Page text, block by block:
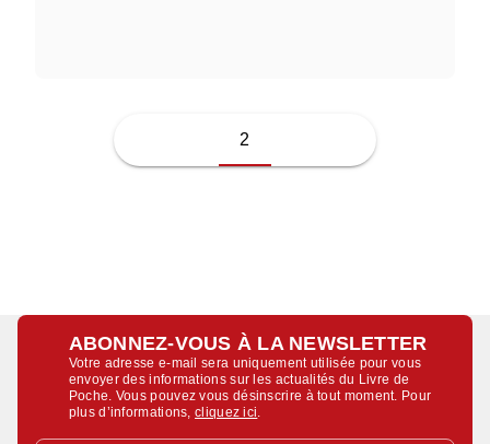
2
ABONNEZ-VOUS À LA NEWSLETTER
Votre adresse e-mail sera uniquement utilisée pour vous
envoyer des informations sur les actualités du Livre de
Poche. Vous pouvez vous désinscrire à tout moment. Pour
plus d’informations,cliquez ici